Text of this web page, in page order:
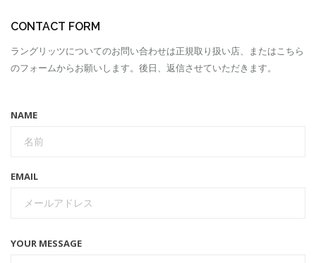
CONTACT FORM
ラングリッツについてのお問い合わせは正規取り扱い店、またはこちら
のフォームからお願いします。後日、返信させていただきます。
NAME
EMAIL
YOUR MESSAGE